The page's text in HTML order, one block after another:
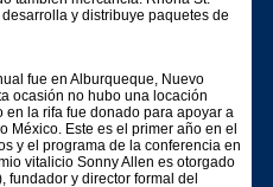
y distribuye paquetes de
fue en Alburqueque, Nuevo
ocasión no hubo una locación
la rifa fue donado para apoyar a
México. Este es el primer año en el
y el programa de la conferencia en
vitalicio Sonny Allen es otorgado
fundador y director formal del